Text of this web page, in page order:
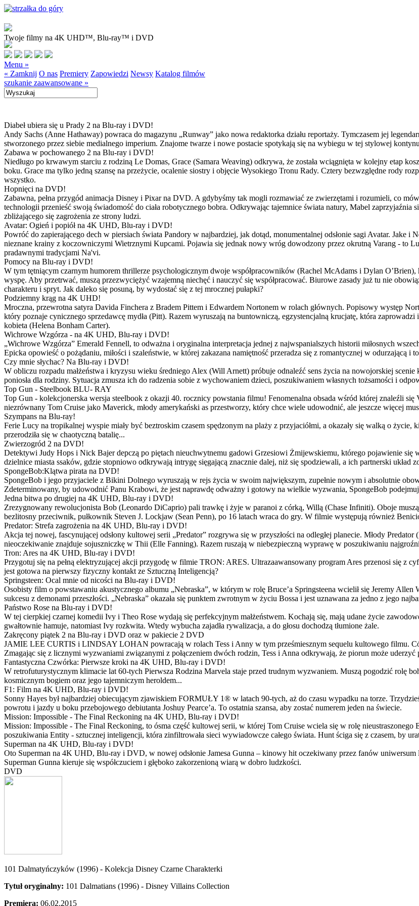
Twoje filmy na 4K UHD™, Blu-ray™ i DVD
Menu »
« Zamknij O nas Premiery Zapowiedzi Newsy Katalog filmów
szukanie zaawansowane »
Diabeł ubiera się u Prady 2 na Blu-ray i DVD!
Andy Sachs (Anne Hathaway) powraca do magazynu „Runway” jako nowa redaktorka działu reportaży. Tymczasem jej
stworzonego przez siebie medialnego imperium. Znajome twarze i nowe postacie spotykają się na wybiegu w tej stylowej
Zabawa w pochowanego 2 na Blu-ray i DVD!
Niedługo po krwawym starciu z rodziną Le Domas, Grace (Samara Weaving) odkrywa, że została wciągnięta w kolejny etap
boku. Grace ma tylko jedną szansę na przeżycie, ocalenie siostry i objęcie Wysokiego Tronu Rady. Cztery bezwzględne rody
wszystko.
Hopnięci na DVD!
Zabawna, pełna przygód animacja Disney i Pixar na DVD. A gdybyśmy tak mogli rozmawiać ze zwierzętami i rozumieli, co
technologii przenieść swoją świadomość do ciała robotycznego bobra. Odkrywając tajemnice świata natury, Mabel
zbliżającego się zagrożenia ze strony ludzi.
Avatar: Ogień i popiół na 4K UHD, Blu-ray i DVD!
Powróć do zapierającego dech w piersiach świata Pandory w najbardziej, jak dotąd, monumentalnej odsłonie sagi Avatar. Jake i
nieznane krainy z koczowniczymi Wietrznymi Kupcami. Pojawia się jednak nowy wróg dowodzony przez okrutną Varang - to
pradawnymi tradycjami Na'vi.
Pomocy na Blu-ray i DVD!
W tym tętniącym czarnym humorem thrillerze psychologicznym dwoje współpracowników (Rachel McAdams i Dylan
wyspę. Aby przetrwać, muszą przezwyciężyć wzajemną niechęć i nauczyć się współpracować. Biurowe zasady już tu nie
charakteru i spryt. Jak daleko się posuną, by wydostać się z tej mrocznej pułapki?
Podziemny krąg na 4K UHD!
Mroczna, przewrotna satyra Davida Finchera z Bradem Pittem i Edwardem Nortonem w rolach głównych. Popisowy występ
który poznaje cynicznego sprzedawcę mydła (Pitt). Razem wyruszają na buntowniczą, egzystencjalną krucjatę, która
kobieta (Helena Bonham Carter).
Wichrowe Wzgórza - na 4K UHD, Blu-ray i DVD!
„Wichrowe Wzgórza” Emerald Fennell, to odważna i oryginalna interpretacja jednej z najwspanialszych historii miłosnych
Epicka opowieść o pożądaniu, miłości i szaleństwie, w której zakazana namiętność przeradza się z romantycznej w odurzającą i
Czy mnie słychac? Na Blu-ray i DVD!
W obliczu rozpadu małżeństwa i kryzysu wieku średniego Alex (Will Arnett) próbuje odnaleźć sens życia na nowojorskiej
poniosła dla rodziny. Sytuacja zmusza ich do radzenia sobie z wychowaniem dzieci, poszukiwaniem własnych tożsamości i
Top Gun - Steelbook BLU- RAY
Top Gun - kolekcjonerska wersja steelbook z okazji 40. rocznicy powstania filmu! Fenomenalna obsada wśród której znaleźli
niezrównany Tom Cruise jako Maverick, młody amerykański as przestworzy, który chce wiele udowodnić, ale jeszcze więcej
Szympans na Blu-ray!
Ferie Lucy na tropikalnej wyspie miały być beztroskim czasem spędzonym na plaży z przyjaciółmi, a okazały się walką o
przerodziła się w chaotyczną batalię...
Zwierzogród 2 na DVD!
Detektywi Judy Hops i Nick Bajer depczą po piętach nieuchwytnemu gadowi Grzesiowi Żmijewskiemu, którego pojawienie
dzielnice miasta ssaków, gdzie stopniowo odkrywają intrygę sięgającą znacznie dalej, niż się spodziewali, a ich partnerski układ
SpongeBob:Klątwa pirata na DVD!
SpongeBob i jego przyjaciele z Bikini Dolnego wyruszają w rejs życia w swoim największym, zupełnie nowym i absolutnie
Zdeterminowany, by udowodnić Panu Krabowi, że jest naprawdę odważny i gotowy na wielkie wyzwania, SpongeBob
Jedna bitwa po drugiej na 4K UHD, Blu-ray i DVD!
Zrezygnowany rewolucjonista Bob (Leonardo DiCaprio) pali trawkę i żyje w paranoi z córką, Willą (Chase Infiniti). Oboje muszą
bezlitosny przeciwnik, pułkownik Steven J. Lockjaw (Sean Penn), po 16 latach wraca do gry. W filmie występują również
Predator: Strefa zagrożenia na 4K UHD, Blu-ray i DVD!
Akcja tej nowej, fascynującej odsłony kultowej serii „Predator” rozgrywa się w przyszłości na odległej planecie. Młody
nieoczekiwanie znajduje sojuszniczkę w Thii (Elle Fanning). Razem ruszają w niebezpieczną wyprawę w poszukiwaniu
Tron: Ares na 4K UHD, Blu-ray i DVD!
Przygotuj się na pełną elektryzującej akcji przygodę w filmie TRON: ARES. Ultrazaawansowany program Ares przenosi się z
jest gotowa na pierwszy fizyczny kontakt ze Sztuczną Inteligencją?
Springsteen: Ocal mnie od nicości na Blu-ray i DVD!
Osobisty film o powstawaniu akustycznego albumu „Nebraska”, w którym w rolę Bruce’a Springsteena wcielił się Jeremy
sukcesu z demonami przeszłości. „Nebraska” okazała się punktem zwrotnym w życiu Bossa i jest uznawana za jedno z jego
Państwo Rose na Blu-ray i DVD!
W tej cierpkiej czarnej komedii Ivy i Theo Rose wydają się perfekcyjnym małżeństwem. Kochają się, mają udane życie
gwałtownie hamuje, natomiast Ivy rozkwita. Wtedy wybucha zajadła rywalizacja, a do głosu dochodzą tłumione żale.
Zakręcony piątek 2 na Blu-ray i DVD oraz w pakiecie 2 DVD
JAMIE LEE CURTIS i LINDSAY LOHAN powracają w rolach Tess i Anny w tym prześmiesznym sequelu kultowego filmu.
Zmagając się z licznymi wyzwaniami związanymi z połączeniem dwóch rodzin, Tess i Anna odkrywają, że piorun może uderzyć
Fantastyczna Czwórka: Pierwsze kroki na 4K UHD, Blu-ray i DVD!
W retrofuturystycznym klimacie lat 60-tych Pierwsza Rodzina Marvela staje przed trudnym wyzwaniem. Muszą pogodzić rolę
kosmicznym bogiem oraz jego tajemniczym heroldem...
F1: Film na 4K UHD, Blu-ray i DVD!
Sonny Hayes był najbardziej obiecującym zjawiskiem FORMUŁY 1® w latach 90-tych, aż do czasu wypadku na torze.
powrotu i jazdy u boku przebojowego debiutanta Joshuy Pearce’a. To ostatnia szansa, aby zostać numerem jeden na świecie.
Mission: Impossible - The Final Reckoning na 4K UHD, Blu-ray i DVD!
Mission: Impossible - The Final Reckoning, to ósma część kultowej serii, w której Tom Cruise wciela się w rolę
poszukiwania Entity - sztucznej inteligencji, która zinfiltrowała sieci wywiadowcze całego świata. Hunt ściga się z czasem, by
Superman na 4K UHD, Blu-ray i DVD!
Oto Superman na 4K UHD, Blu-ray i DVD, w nowej odsłonie Jamesa Gunna – kinowy hit oczekiwany przez fanów
Superman Gunna kieruje się współczuciem i głęboko zakorzenioną wiarą w dobro ludzkości.
DVD
101 Dalmatyńczyków (1996) - Kolekcja Disney Czarne Charakterki
Tytuł oryginalny: 101 Dalmatians (1996) - Disney Villains Collection
Premiera: 06.02.2015